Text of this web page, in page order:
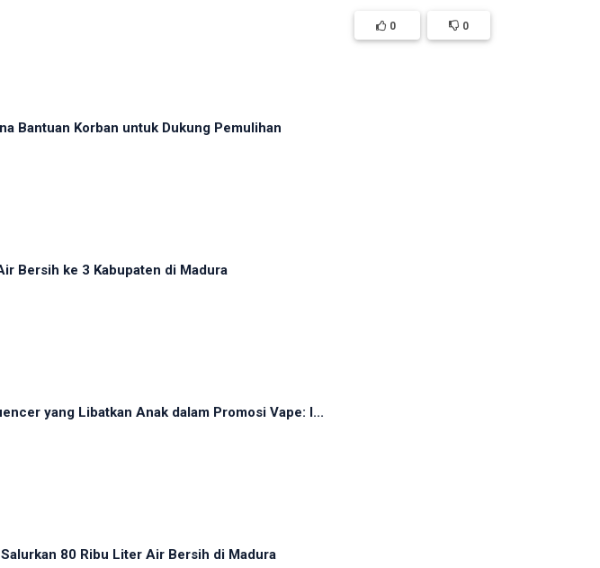
0 0
Bantuan Korban untuk Dukung Pemulihan
Bersih ke 3 Kabupaten di Madura
yang Libatkan Anak dalam Promosi Vape: I...
80 Ribu Liter Air Bersih di Madura